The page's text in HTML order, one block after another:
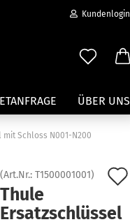
Kundenlogin
ÜBER UNS
Traeger
Kanuträger
Surfbretter
Schloss N001-N200
(Art.Nr.:T1500001001)
Thule
Ersatzschlüssel